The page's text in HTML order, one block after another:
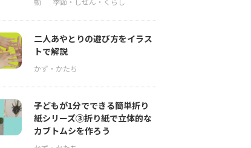
二人あやとりの遊び方をイラス
トで解説
子どもが1分でできる簡単折り
紙シリーズ③折り紙で立体的な
カブトムシを作ろう